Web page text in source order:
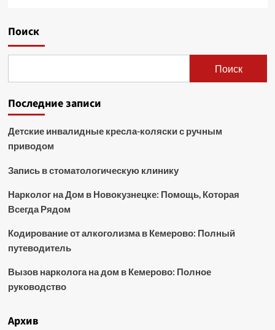
Поиск
Поиск
Последние записи
Детские инвалидные кресла-коляски с ручным
приводом
Запись в стоматологическую клинику
Нарколог на Дом в Новокузнецке: Помощь, Которая
Всегда Рядом
Кодирование от алкоголизма в Кемерово: Полный
путеводитель
Вызов нарколога на дом в Кемерово: Полное
руководство
Архив